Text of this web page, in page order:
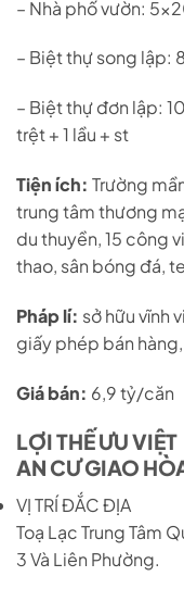
– Nhà phố vườn:
– Biệt thự song lập:
– Biệt thự đơn lập:
trệt + 1 lầu + st
Tiện ích: Trường
trung tâm thương
du thuyền, 15 công
thao, sân bóng đá,
Pháp lí: sở hữu vĩnh
giấy phép bán
Giá bán: 6,9 tỷ/căn
LỢI THẾ ƯU VIỆT
AN CƯ GIAO
VỊ TRÍ ĐẮC ĐỊA
Toạ Lạc Trung Tâm
3 Và Liên Phường.